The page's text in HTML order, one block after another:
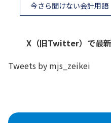
今さら聞けない会計用語
X（旧Twitter）で最
Tweets by mjs_zeikei